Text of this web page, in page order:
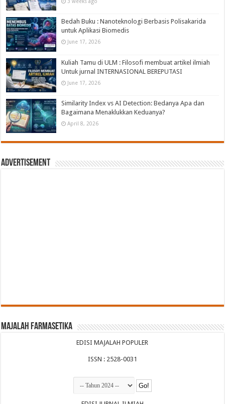
Bedah Buku : Nanoteknologi Berbasis Polisakarida
untuk Aplikasi Biomedis
June 17, 2026
Kuliah Tamu di ULM : Filosofi membuat artikel ilmiah
Untuk jurnal INTERNASIONAL BEREPUTASI
June 17, 2026
Similarity Index vs AI Detection: Bedanya Apa dan
Bagaimana Menaklukkan Keduanya?
April 8, 2026
Advertisement
Majalah Farmasetika
EDISI MAJALAH POPULER
ISSN : 2528-0031